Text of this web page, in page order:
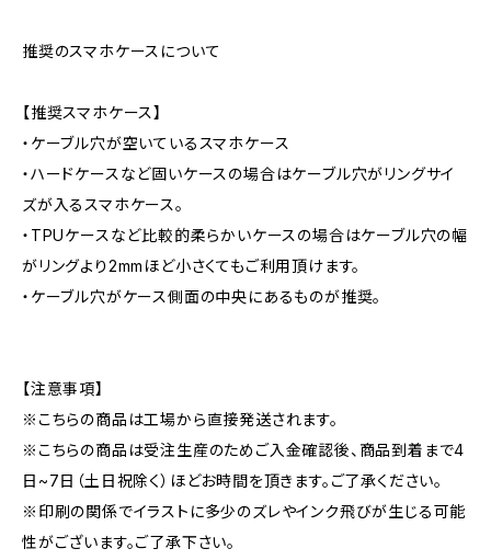
推奨のスマホケースについて
【推奨スマホケース】
・ケーブル穴が空いているスマホケース
・ハードケースなど固いケースの場合はケーブル穴がリングサイ
ズが入るスマホケース。
・TPUケースなど比較的柔らかいケースの場合はケーブル穴の幅
がリングより2mmほど小さくてもご利用頂けます。
・ケーブル穴がケース側面の中央にあるものが推奨。
【注意事項】
※こちらの商品は工場から直接発送されます。
※こちらの商品は受注生産のためご入金確認後、商品到着まで4
日~7日（土日祝除く）ほどお時間を頂きます。ご了承ください。
※印刷の関係でイラストに多少のズレやインク飛びが生じる可能
性がございます。ご了承下さい。